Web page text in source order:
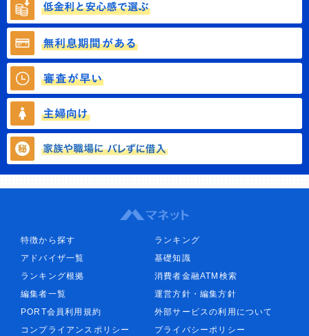
特徴から探す
ランキング
アドバイザ一覧
基礎知識
ランキング根拠
消費者金融ATM検索
編集者一覧
運営方針・編集方針
PORT会員利用規約
外部サービスの利用について
コンプライアンスポリシー
プライバシーポリシー